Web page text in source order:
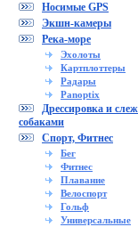
Носимые GPS
Экшн-камеры
Река-море
Эхолоты
Картплоттеры
Радары
Panoptix
Дрессировка и
собаками
Спорт, Фитнес
Бег
Фитнес
Плавание
Велоспорт
Гольф
Универсальные